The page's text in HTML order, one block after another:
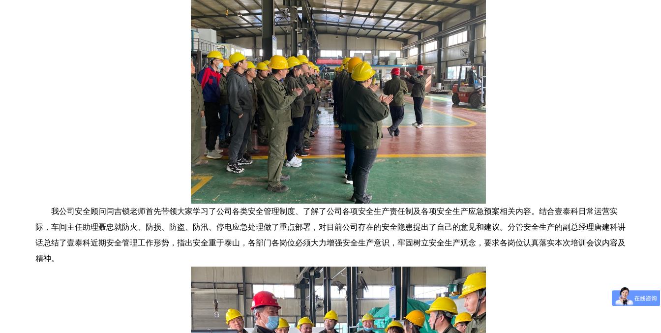
我公司安全顾问闫吉锁老师首先带领大家学习了公司各类安全管理制度、了解了公司各项安全生产责任制及各项安全生产应急预案相关内容。结合壹泰科日常运营实
际，车间主任助理聂忠就防火、防损、防盗、防汛、停电应急处理做了重点部署，对目前公司存在的安全隐患提出了自己的意见和建议。分管安全生产的副总经理唐建科讲
话总结了壹泰科近期安全管理工作形势，指出安全重于泰山，各部门各岗位必须大力增强安全生产意识，牢固树立安全生产观念，要求各岗位认真落实本次培训会议内容及
精神。